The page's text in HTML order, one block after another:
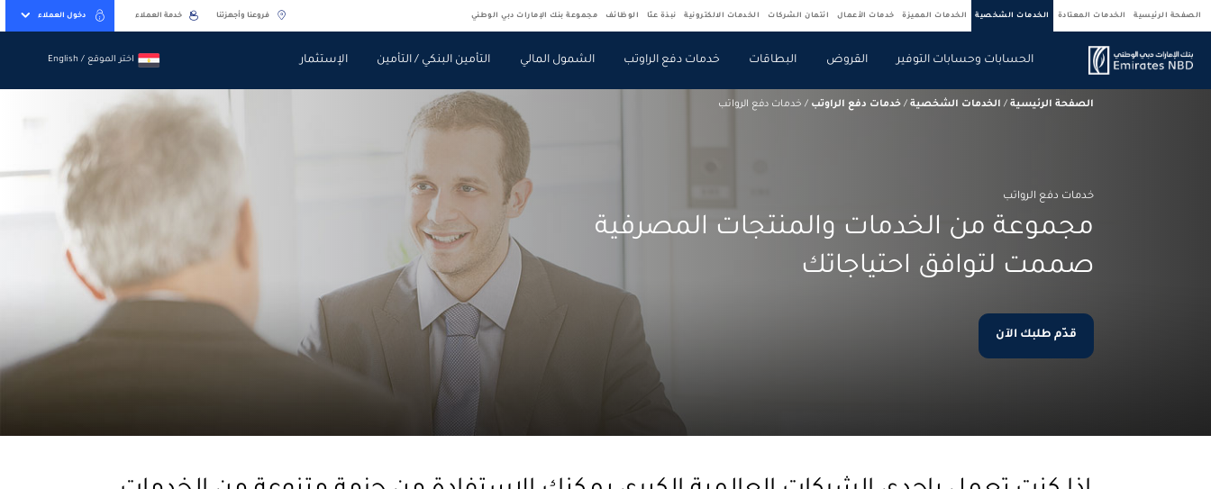
الصفحة الرئيسية الخدمات المعتادة الخدمات الشخصية الخدمات المميزة خدمات الأعمال ائتمان الشركات الخدمات الالكترونية نبذة عنّا الوظائف مجموعة بنك الإمارات دبي الوطني فروعنا وأجهزتنا خدمة العملاء دخول العملاء
الحسابات وحسابات التوفير القروض البطاقات خدمات دفع الراوتب الشمول المالي التأمين البنكي / التأمين الإستثمار
اختر الموقع / English
اختر الموقع / English
الصفحة الرئيسية / الخدمات الشخصية /خدمات دفع الراوتب / خدمات دفع الرواتب
خدمات دفع الرواتب
مجموعة من الخدمات والمنتجات المصرفية
صممت لتوافق احتياجاتك
قدّم طلبك الآن